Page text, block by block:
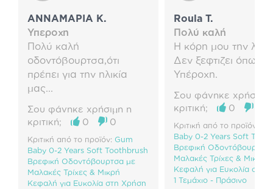
ΑΝΝΑΜΑΡΙΑ Κ.
Υπεροχη
Πολύ καλή
οδοντόβουρτσα,ότι
πρέπει για την ηλικία
μας...
Σου φάνηκε χρήσιμη η
κριτική;
0 0
Κριτική από το προϊόν: Gum
Baby 0-2 Years Soft Toothbrush
Βρεφική Οδοντόβουρτσα με
Μαλακές Τρίχες & Μικρή
Κεφαλή για Ευκολία στη Χρήση
Roula T.
Πολύ καλή
Η κόρη μου την
Δεν ξεφτιζει όπως
Υπέροχη.
Σου φάνηκε χρήσιμη
κριτική;
0
Κριτική από το προϊόν:
Baby 0-2 Years Soft
Βρεφική Οδοντόβουρτσα
Μαλακές Τρίχες & Μικρή
Κεφαλή για Ευκολία στη
1 Τεμάχιο - Πράσινο